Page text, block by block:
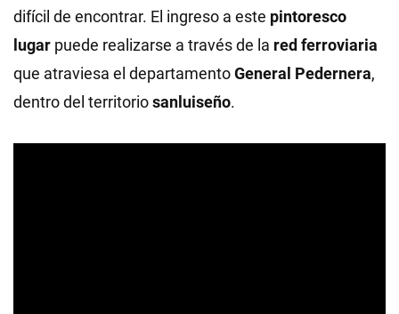
difícil de encontrar. El ingreso a este pintoresco
lugar puede realizarse a través de la red ferroviaria
que atraviesa el departamentoGeneral Pedernera,
dentro del territoriosanluiseño.